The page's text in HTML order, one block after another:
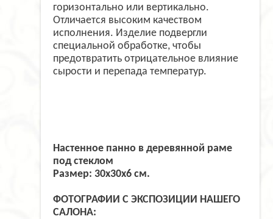
горизонтально или вертикально.
Отличается высоким качеством
исполнения. Изделие подвергли
специальной обработке, чтобы
предотвратить отрицательное влияние
сырости и перепада температур.
Настенное панно в деревянной раме
под стеклом
Размер: 30х30х6 см.
ФОТОГРАФИИ С ЭКСПОЗИЦИИ НАШЕГО
САЛОНА: